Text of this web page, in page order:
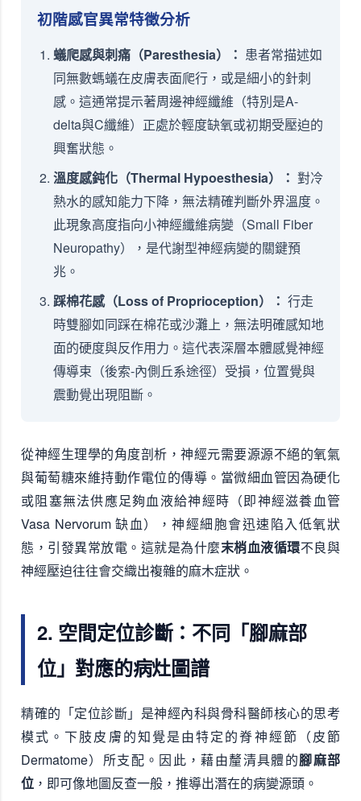
初階感官異常特徵分析
蟻爬感與刺痛（Paresthesia）： 患者常描述如
同無數螞蟻在皮膚表面爬行，或是細小的針刺
感。這通常提示著周邊神經纖維（特別是A-
delta與C纖維）正處於輕度缺氧或初期受壓迫的
興奮狀態。
溫度感鈍化（Thermal Hypoesthesia）： 對冷
熱水的感知能力下降，無法精確判斷外界溫度。
此現象高度指向小神經纖維病變（Small Fiber
Neuropathy），是代謝型神經病變的關鍵預
兆。
踩棉花感（Loss of Proprioception）： 行走
時雙腳如同踩在棉花或沙灘上，無法明確感知地
面的硬度與反作用力。這代表深層本體感覺神經
傳導束（後索-內側丘系途徑）受損，位置覺與
震動覺出現阻斷。
從神經生理學的角度剖析，神經元需要源源不絕的氧氣
與葡萄糖來維持動作電位的傳導。當微細血管因為硬化
或阻塞無法供應足夠血液給神經時（即神經滋養血管
Vasa Nervorum 缺血），神經細胞會迅速陷入低氧狀
態，引發異常放電。這就是為什麼末梢血液循環不良與
神經壓迫往往會交織出複雜的麻木症狀。
2. 空間定位診斷：不同「腳麻部
位」對應的病灶圖譜
精確的「定位診斷」是神經內科與骨科醫師核心的思考
模式。下肢皮膚的知覺是由特定的脊神經節（皮節
Dermatome）所支配。因此，藉由釐清具體的腳麻部
位 ，即可像地圖反查一般，推導出潛在的病變源頭。